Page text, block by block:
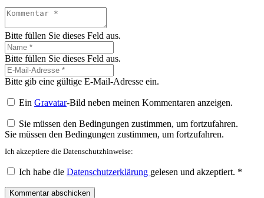
Bitte füllen Sie dieses Feld aus.
Bitte füllen Sie dieses Feld aus.
Bitte gib eine gültige E-Mail-Adresse ein.
EinGravatar-Bild neben meinen Kommentaren anzeigen.
Sie müssen den Bedingungen zustimmen, um fortzufahren.
Sie müssen den Bedingungen zustimmen, um fortzufahren.
Ich akzeptiere die Datenschutzhinweise:
Ich habe die Datenschutzerklärung gelesen und akzeptiert. *
Kommentar abschicken